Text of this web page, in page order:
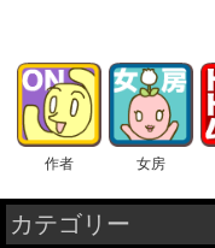
作者 女房
カテゴリー